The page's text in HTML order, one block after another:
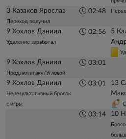
3 Казаков Ярослав
Переход получил
02:48
9 Хохлов Даниил
Удаление заработал
02:56
5
9 Хохлов Даниил
Продлил атаку/Угловой
03:01
9 Хохлов Даниил
Нерезультативный бросок
с игры
03:01
13
03:14 10